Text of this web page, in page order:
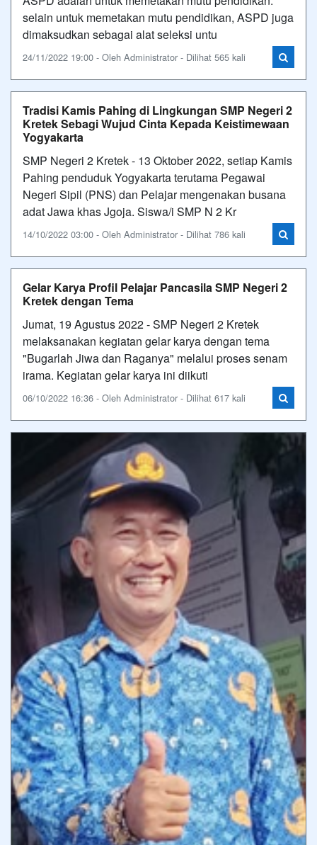
selain untuk memetakan mutu pendidikan, ASPD juga
dimaksudkan sebagai alat seleksi untu
24/11/2022 19:00 - Oleh Administrator - Dilihat 565 kali
Tradisi Kamis Pahing di Lingkungan SMP Negeri 2
Kretek Sebagi Wujud Cinta Kepada Keistimewaan
Yogyakarta
SMP Negeri 2 Kretek - 13 Oktober 2022, setiap Kamis
Pahing penduduk Yogyakarta terutama Pegawai
Negeri Sipil (PNS) dan Pelajar mengenakan busana
adat Jawa khas Jgoja. Siswa/i SMP N 2 Kr
14/10/2022 03:00 - Oleh Administrator - Dilihat 786 kali
Gelar Karya Profil Pelajar Pancasila SMP Negeri 2
Kretek dengan Tema
Jumat, 19 Agustus 2022 - SMP Negeri 2 Kretek
melaksanakan kegiatan gelar karya dengan tema
"Bugarlah Jiwa dan Raganya" melalui proses senam
irama. Kegiatan gelar karya ini diikuti
06/10/2022 16:36 - Oleh Administrator - Dilihat 617 kali